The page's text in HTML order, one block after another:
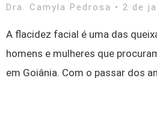
Dra. Camyla Pedrosa 2 de
A flacidez facial é uma das
homens e mulheres que
em Goiânia. Com o passar dos